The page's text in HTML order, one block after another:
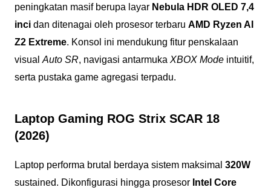
peningkatan masif berupa layar Nebula HDR OLED 7,4
incidan ditenagai oleh prosesor terbaru AMD Ryzen AI
Z2 Extreme. Konsol ini mendukung fitur penskalaan
visual Auto SR, navigasi antarmuka XBOX Modeintuitif,
serta pustaka game agregasi terpadu.
Laptop Gaming ROG Strix SCAR 18
(2026)
Laptop performa brutal berdaya sistem maksimal 320W
sustained. Dikonfigurasi hingga prosesor Intel Core